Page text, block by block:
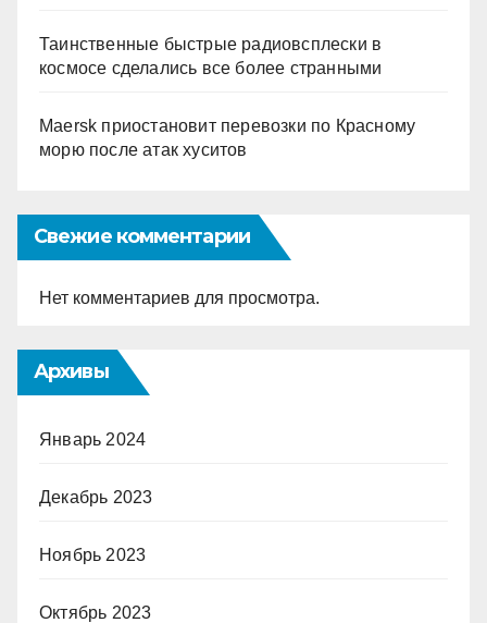
Таинственные быстрые радиовсплески в
космосе сделались все более странными
Maersk приостановит перевозки по Красному
морю после атак хуситов
Свежие комментарии
Нет комментариев для просмотра.
Архивы
Январь 2024
Декабрь 2023
Ноябрь 2023
Октябрь 2023